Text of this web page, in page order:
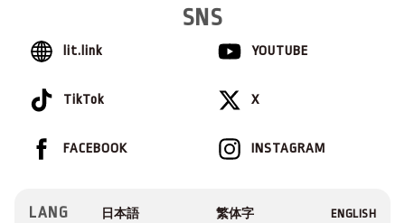
SNS
lit.link YOUTUBE
TikTok X
INSTAGRAM
FACEBOOK
LANG